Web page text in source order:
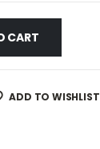
CART
ADD TO WISHLIST